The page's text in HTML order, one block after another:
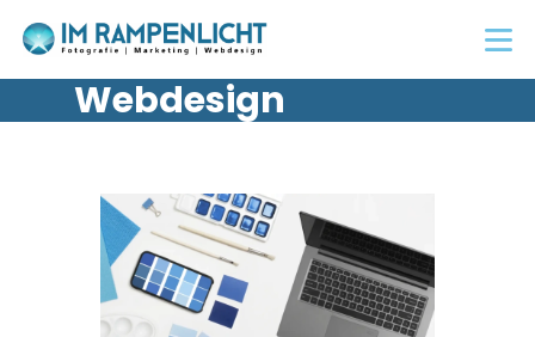
Webdesign
DAS SIND WIR
PORTFOLIO
KONTAKT